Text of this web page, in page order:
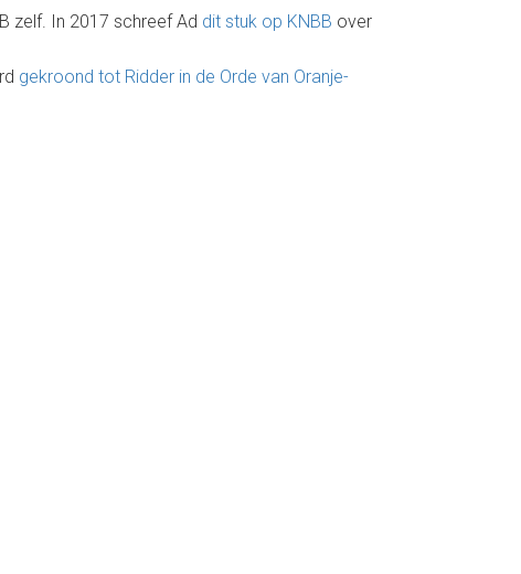
zelf. In 2017 schreef Ad dit stuk op KNBB over
gekroond tot Ridder in de Orde van Oranje-